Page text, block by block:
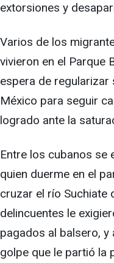
extorsiones y
Varios de los
vivieron en el Parque
espera de
México para seguir
logrado ante la
Entre los cubanos se
quien duerme en el
cruzar el río Suchiate
delincuentes le
pagados al balsero, y
golpe que le partió la